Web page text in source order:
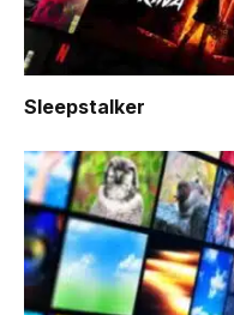
Sleepstalker